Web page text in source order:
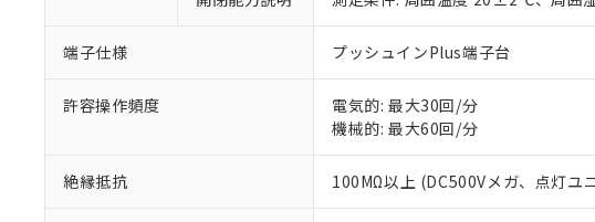
端子仕様 プッシュインPlus端子台
許容操作頻度
電気的: 最大30回/分
機械的: 最大60回/分
絶縁抵抗 100MΩ以上 (DC500Vメガ、点灯ユ
が、当社の製品・サービ
さい。
※当社の共同利用者とは、
いる法人を指します。
EU RoHS指令（10物質）の非
51物質の非含有証明書（当社基準
※本証明書は発行日時点で非含
また、RoHS指令のフタル酸エ
混在することから備考欄に対応
既に当社にて対応品への在庫